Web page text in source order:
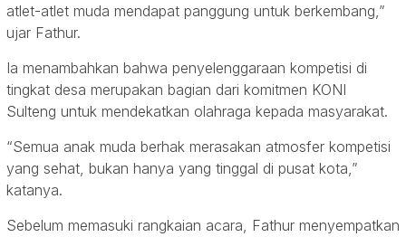
atlet-atlet muda mendapat panggung untuk berkembang,”
ujar Fathur.
Ia menambahkan bahwa penyelenggaraan kompetisi di
tingkat desa merupakan bagian dari komitmen KONI
Sulteng untuk mendekatkan olahraga kepada masyarakat.
“Semua anak muda berhak merasakan atmosfer kompetisi
yang sehat, bukan hanya yang tinggal di pusat kota,”
katanya.
Sebelum memasuki rangkaian acara, Fathur menyempatkan